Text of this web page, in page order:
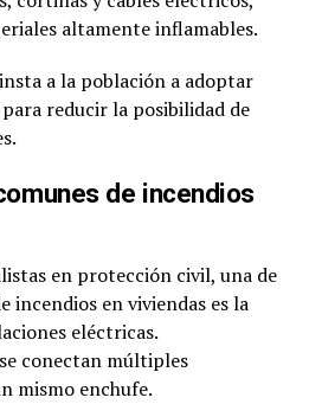
altamente inflamables.
a la población a adoptar
reducir la posibilidad de
de incendios
en protección civil, una de
incendios en viviendas es la
eléctricas.
conectan múltiples
mismo enchufe.